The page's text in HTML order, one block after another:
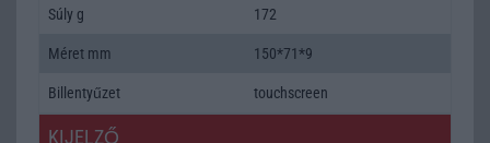
Súly g 172
Méret mm 150*71*9
Billentyűzet touchscreen
KIJELZŐ